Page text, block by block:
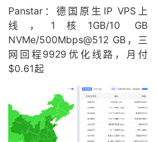
Panstar：德国原生IP VPS上
线，1核1GB/10 GB
NVMe/500Mbps@512 GB，三
网回程9929优化线路，月付
$0.61起